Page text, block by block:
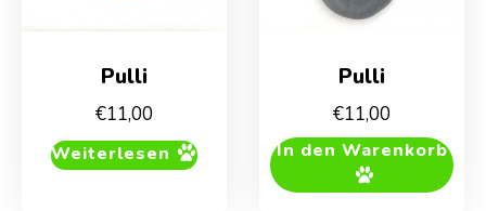
Pulli
€11,00
Weiterlesen
Pulli
€11,00
In den Warenkorb